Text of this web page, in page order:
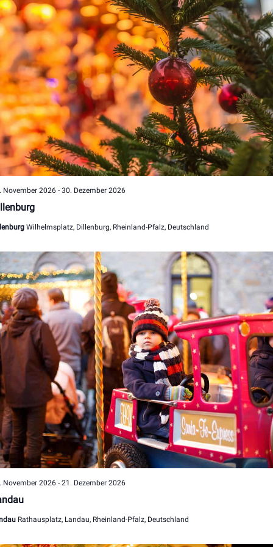
November 2026- 30. Dezember 2026
Wilhelmsplatz, Dillenburg, Rheinland-Pfalz, Deutschland
November 2026- 21. Dezember 2026
Rathausplatz, Landau, Rheinland-Pfalz, Deutschland